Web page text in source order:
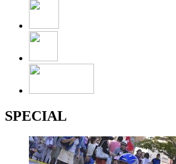
SPECIAL